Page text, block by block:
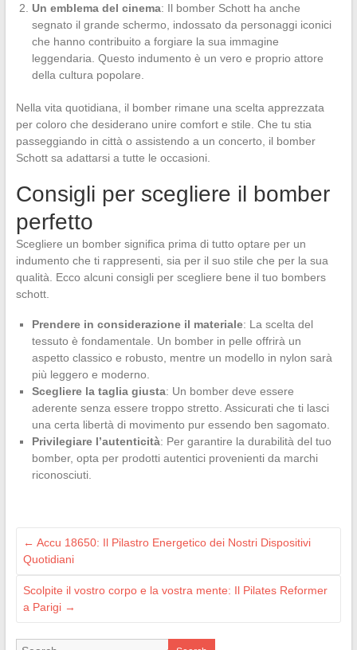
Un emblema del cinema: Il bomber Schott ha anche
segnato il grande schermo, indossato da personaggi iconici
che hanno contribuito a forgiare la sua immagine
leggendaria. Questo indumento è un vero e proprio attore
della cultura popolare.
Nella vita quotidiana, il bomber rimane una scelta apprezzata
per coloro che desiderano unire comfort e stile. Che tu stia
passeggiando in città o assistendo a un concerto, il bomber
Schott sa adattarsi a tutte le occasioni.
Consigli per scegliere il bomber
perfetto
Scegliere un bomber significa prima di tutto optare per un
indumento che ti rappresenti, sia per il suo stile che per la sua
qualità. Ecco alcuni consigli per scegliere bene il tuo bombers
schott.
Prendere in considerazione il materiale: La scelta del
tessuto è fondamentale. Un bomber in pelle offrirà un
aspetto classico e robusto, mentre un modello in nylon sarà
più leggero e moderno.
Scegliere la taglia giusta: Un bomber deve essere
aderente senza essere troppo stretto. Assicurati che ti lasci
una certa libertà di movimento pur essendo ben sagomato.
Privilegiare l’autenticità: Per garantire la durabilità del tuo
bomber, opta per prodotti autentici provenienti da marchi
riconosciuti.
← Accu 18650: Il Pilastro Energetico dei Nostri Dispositivi
Quotidiani
Scolpite il vostro corpo e la vostra mente: Il Pilates Reformer
a Parigi →